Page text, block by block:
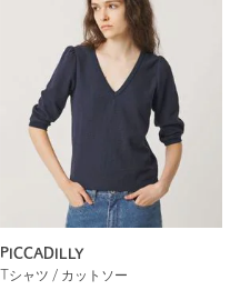
PICCADILLY
Tシャツ / カットソー